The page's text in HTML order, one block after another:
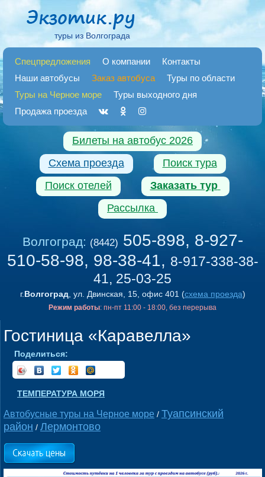
туры из Волгограда
Спецпредложения О компании
Контакты
Наши автобусы
Заказ автобуса
Туры по области
Туры на Черное море
Туры выходного дня
Продажа проезда
Билеты на автобус 2026
Схема проезда
Поиск тура
Поиск отелей
Заказать тур
Рассылка
Волгоград: (8442) 505-898, 8-927-
510-58-98, 98-38-41, 8-917-338-38-
41, 25-03-25
г.Волгоград, ул. Двинская, 15, офис 401 (схема проезда)
Режим работы: пн-пт 11:00 - 18:00, без перерыва
Гостиница «Каравелла»
Поделиться:
ТЕМПЕРАТУРА МОРЯ
Автобусные туры на Черное море / Туапсинский
район / Лермонтово